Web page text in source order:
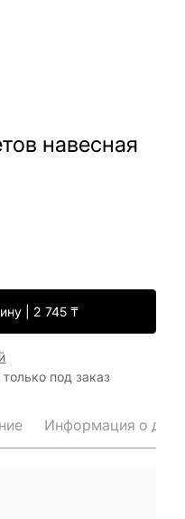
навесная
2 745 ₸
под заказ
Информация о